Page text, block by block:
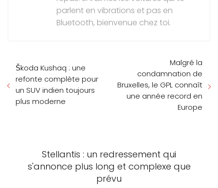
parlent en vibrations et pas en
Bluetooth, bienvenue chez toi.
Škoda Kushaq : une
refonte complète pour
un SUV indien toujours
plus moderne
Malgré la
condamnation de
Bruxelles, le GPL connaît
une année record en
Europe
Stellantis : un redressement qui
s'annonce plus long et complexe que
prévu